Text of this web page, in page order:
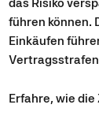
führen können.
Einkäufen
Erfahre, wie